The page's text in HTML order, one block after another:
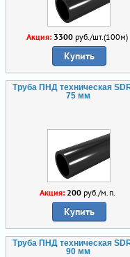
Акция: 3300 руб./шт.(100м)
Купить
Труба ПНД техническая
75 мм
Акция: 200руб./м.п.
Купить
Труба ПНД техническая
90 мм